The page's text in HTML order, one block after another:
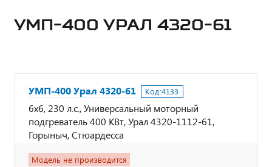
УМП-400 УРАЛ 4320-61
УМП-400 Урал 4320-61 Код:4133
6х6, 230 л.с., Универсальный моторный
подгреватель 400 КВт, Урал 4320-1112-61,
Горыныч, Стюардесса
Модель не производится